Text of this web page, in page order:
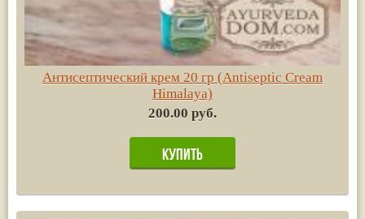
Антисептический крем 20 гр (Antiseptic Cream
Himalaya)
200.00 руб.